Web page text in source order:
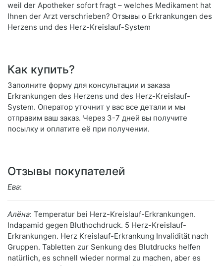
weil der Apotheker sofort fragt – welches Medikament hat
Ihnen der Arzt verschrieben? Отзывы о Erkrankungen des
Herzens und des Herz-Kreislauf-System
Как купить?
Заполните форму для консультации и заказа
Erkrankungen des Herzens und des Herz-Kreislauf-
System. Оператор уточнит у вас все детали и мы
отправим ваш заказ. Через 3-7 дней вы получите
посылку и оплатите её при получении.
Отзывы покупателей
Ева:
Алёна: Temperatur bei Herz-Kreislauf-Erkrankungen.
Indapamid gegen Bluthochdruck. 5 Herz-Kreislauf-
Erkrankungen. Herz Kreislauf-Erkrankung Invalidität nach
Gruppen. Tabletten zur Senkung des Blutdrucks helfen
natürlich, es schnell wieder normal zu machen, aber es